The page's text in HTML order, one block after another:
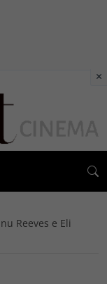
Reeves e Eli
×